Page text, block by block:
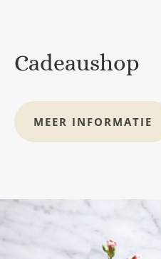
Cadeaushop
MEER INFORMATIE